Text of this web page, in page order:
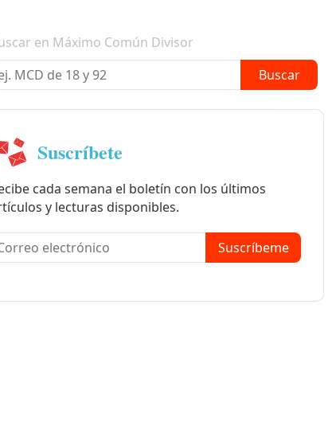
informativo
en Máximo Común Divisor
Buscar
Suscríbete
cada semana el boletín con los últimos
y lecturas disponibles.
Suscríbeme